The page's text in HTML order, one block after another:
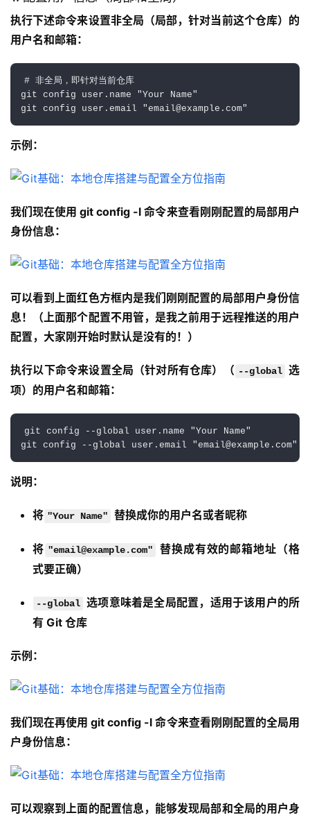
执行下述命令来设置非全局（局部，针对当前这个仓库）的
用户名和邮箱：
# 非全局，即针对当前仓库
git config user.name "Your Name"
示例：
我们现在使用 git config -l 命令来查看刚刚配置的局部用户
身份信息：
可以看到上面红色方框内是我们刚刚配置的局部用户身份信
息！（上面那个配置不用管，是我之前用于远程推送的用户
配置，大家刚开始时默认是没有的！）
执行以下命令来设置全局（针对所有仓库）（ --global 选
项）的用户名和邮箱：
git config --global user.name "Your Name"
说明：
将 "Your Name" 替换成你的用户名或者昵称
将 "email@example.com"
替换成有效的邮箱地址（格
式要正确）
--global 选项意味着是全局配置，适用于该用户的所
有 Git 仓库
示例：
我们现在再使用 git config -l 命令来查看刚刚配置的全局用
户身份信息：
可以观察到上面的配置信息，能够发现局部和全局的用户身